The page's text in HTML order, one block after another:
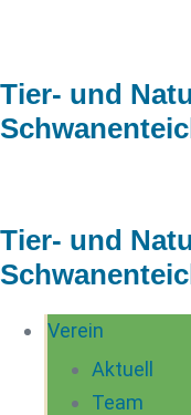
springen
Tier- und
Tier- und
Verein
Aktuell
Team